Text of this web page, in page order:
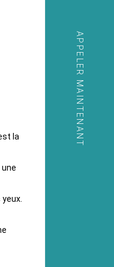
APPELER MAINTENANT
la